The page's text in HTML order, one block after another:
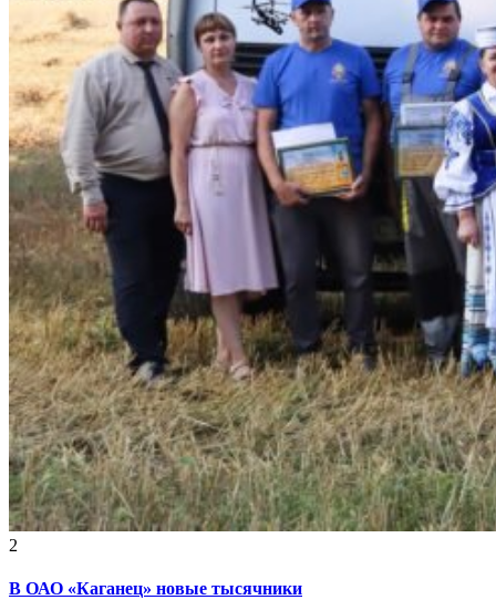
2
В ОАО «Каганец» новые тысячники